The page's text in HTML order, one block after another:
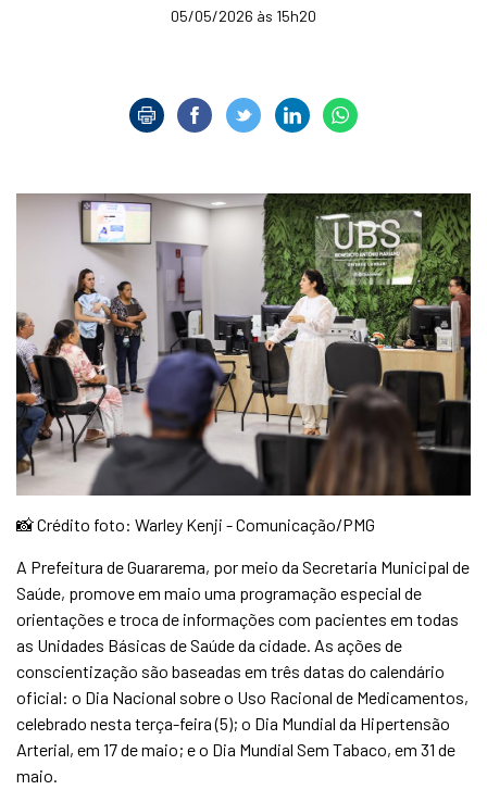
05/05/2026 às 15h20
📸 Crédito foto: Warley Kenji - Comunicação/PMG
A Prefeitura de Guararema, por meio da Secretaria Municipal de
Saúde, promove em maio uma programação especial de
orientações e troca de informações com pacientes em todas
as Unidades Básicas de Saúde da cidade. As ações de
conscientização são baseadas em três datas do calendário
oficial: o Dia Nacional sobre o Uso Racional de Medicamentos,
celebrado nesta terça-feira (5); o Dia Mundial da Hipertensão
Arterial, em 17 de maio; e o Dia Mundial Sem Tabaco, em 31 de
maio.